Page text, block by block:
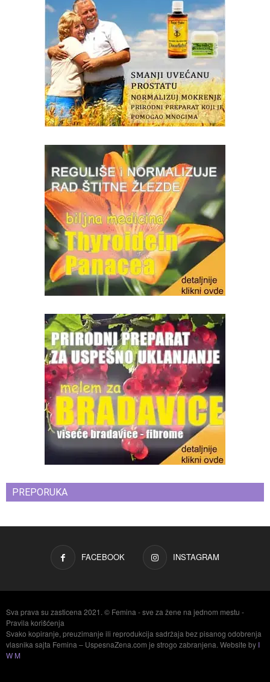
PREPORUKA
FACEBOOK INSTAGRAM
Sva prava su zasticena 2021. © Femina - sve za žene na jednom mestu -
Pravila korišćenja
Svako kopiranje, preuzimanje ili reprodukcija sadržaja bez pisanog odobrenja
vlasnika sajta Femina – UspesnaZena.com je strogo zabranjena. Website by I
W M